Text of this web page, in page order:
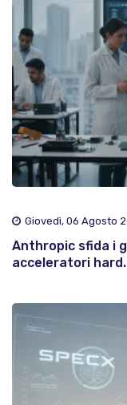
Giovedì, 06 Agosto
Anthropic sfida i
acceleratori